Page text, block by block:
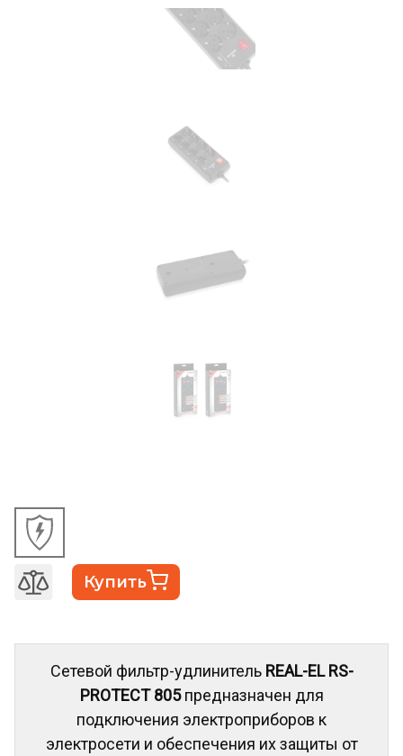
Купить
Сетевой фильтр-удлинитель REAL-EL RS-
PROTECT 805предназначен для
подключения электроприборов к
электросети и обеспечения их защиты от